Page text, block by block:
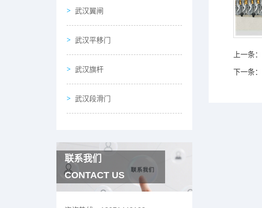
武汉翼闸
武汉平移门
武汉旗杆
武汉段滑门
联系我们
CONTACT US
上一条：
下一条：